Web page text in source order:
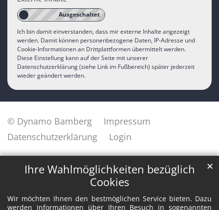
Ihre Wahlmöglichkeiten bezüglich
Cookies
Wir möchten Ihnen den bestmöglichen Service bieten. Dazu
werden Informationen über Ihren Besuch in sogenannten
✕
Ich bin damit einverstanden, dass mir externe Inhalte angezeigt
werden. Damit können personenbezogene Daten, IP-Adresse und
Cookie-Informationen an Drittplattformen übermittelt werden.
Diese Einstellung kann auf der Seite mit unserer
Datenschutzerklärung (siehe Link im Fußbereich) später jederzeit
wieder geändert werden.
© Dynamo Bamberg
Impressum
Datenschutzerklärung
Login